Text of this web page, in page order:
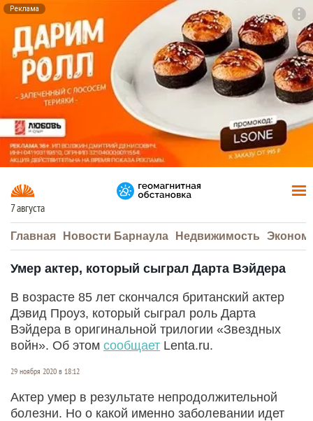
Реклама
7 августа
Главная Новости Барнаула Недвижимость
Умер актер, который сыграл Дарта Вэйдера
В возрасте 85 лет скончался британский актер
Дэвид Проуз, который сыграл роль Дарта
Вэйдера в оригинальной трилогии «Звездных
войн». Об этом сообщает Lenta.ru.
29 ноября 2020 в 18:12
Актер умер в результате непродолжительной
болезни. Но о какой именно заболевании идет